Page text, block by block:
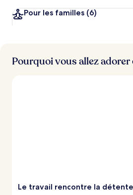
Pour les familles (6)
Pourquoi vous allez
Le travail rencontre la détente